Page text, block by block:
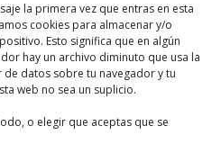
la primera vez que entras en esta
cookies para almacenar y/o
Esto significa que en algún
hay un archivo diminuto que usa la
datos sobre tu navegador y tu
web no sea un suplicio.
o elegir que aceptas que se